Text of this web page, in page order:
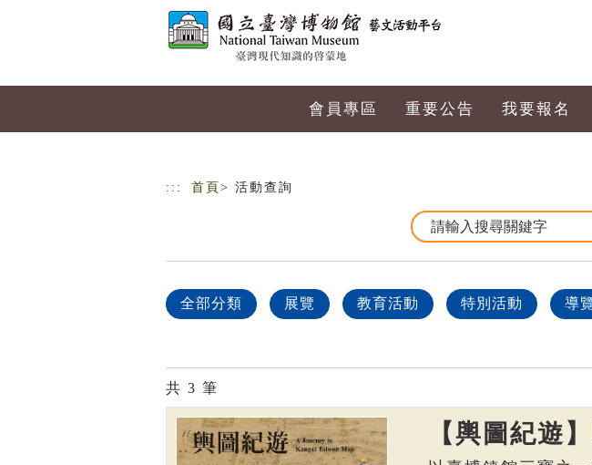
會員專區 重要公告 我要報名
::: 首頁 > 活動查詢
全部分類 展覽 教育活動 特別活動 導
共 3 筆
【輿圖紀遊